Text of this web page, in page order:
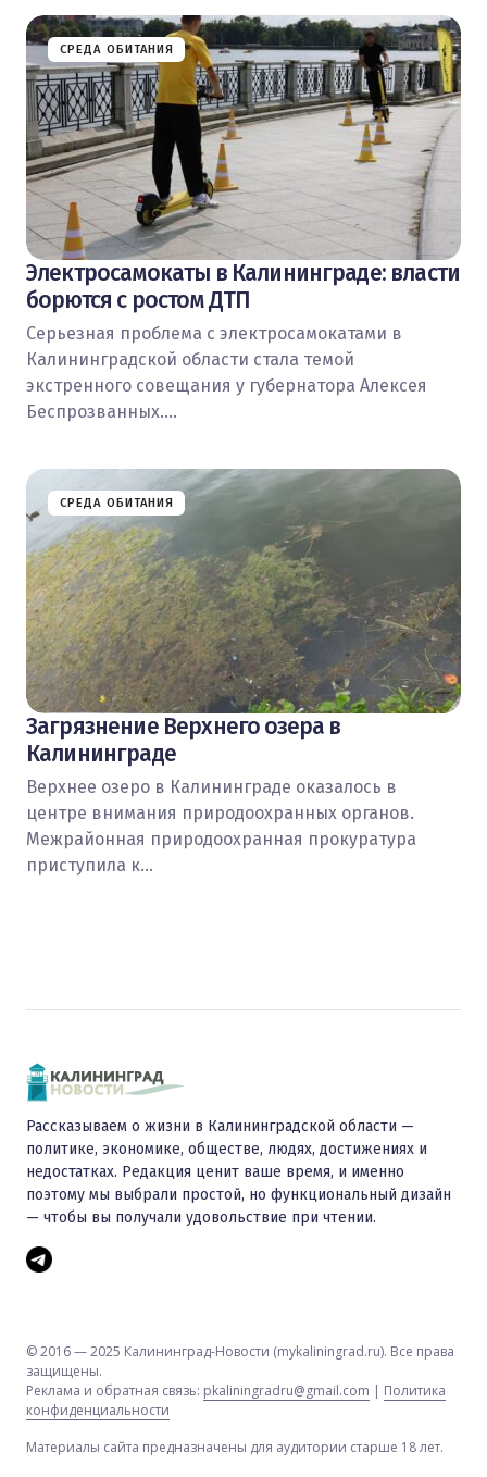
СРЕДА ОБИТАНИЯ
Электросамокаты в Калининграде: власти
борются с ростом ДТП
Серьезная проблема с электросамокатами в
Калининградской области стала темой
экстренного совещания у губернатора Алексея
Беспрозванных.…
СРЕДА ОБИТАНИЯ
Загрязнение Верхнего озера в
Калининграде
Верхнее озеро в Калининграде оказалось в
центре внимания природоохранных органов.
Межрайонная природоохранная прокуратура
приступила к…
Рассказываем о жизни в Калининградской области —
политике, экономике, обществе, людях, достижениях и
недостатках. Редакция ценит ваше время, и именно
поэтому мы выбрали простой, но функциональный дизайн
— чтобы вы получали удовольствие при чтении.
© 2016 — 2025 Калининград-Новости (mykaliningrad.ru). Все права
защищены.
Реклама и обратная связь: pkaliningradru@gmail.com | Политика
конфиденциальности
Материалы сайта предназначены для аудитории старше 18 лет.